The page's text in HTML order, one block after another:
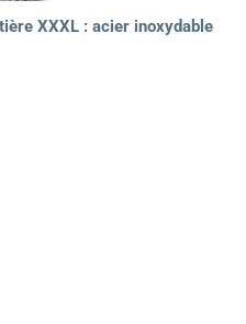
XXXL : acier inoxydable